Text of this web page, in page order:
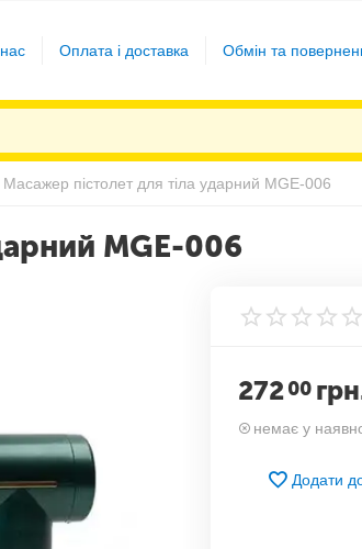
Оплата і доставка Обмін та
Масажер пістолет для тіла ударний MGE-006
MGE-006
27200
немає у
Додати